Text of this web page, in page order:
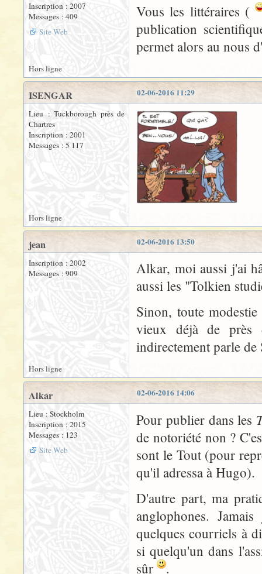
Inscription : 2007
Messages : 409
Site Web
Vous les littéraires (
publication
permet alors au nous
Hors ligne
02-06-2016 11:29
ISENGAR
Lieu : Tuckborough près de
Chartres
Inscription : 2001
Messages : 5 117
Hors ligne
02-06-2016 13:50
jean
Inscription : 2002
Messages : 909
Alkar, moi aussi j'ai
aussi les "Tolkien
Sinon, toute
vieux déjà de près
indirectement parle
Hors ligne
02-06-2016 14:06
Alkar
Lieu : Stockholm
Inscription : 2015
Messages : 123
Site Web
Pour publier dans les
de notoriété non ?
sont le Tout (pour
qu'il adressa à Hugo).
D'autre part, ma
anglophones.
quelques courriels à
si quelqu'un dans
sûr
.